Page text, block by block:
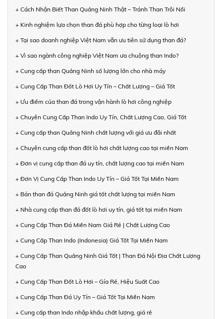
+ Cách Nhận Biết Than Quảng Ninh Thật – Tránh Than Trôi Nổi
+ Kinh nghiệm lựa chọn than đá phù hợp cho từng loại lò hơi
+ Tại sao doanh nghiệp Việt Nam vẫn ưu tiên sử dụng than đá?
+ Vì sao ngành công nghiệp Việt Nam ưa chuộng than Indo?
+ Cung cấp than Quảng Ninh số lượng lớn cho nhà máy
+ Cung Cấp Than Đốt Lò Hơi Uy Tín – Chất Lượng – Giá Tốt
+ Ưu điểm của than đá trong vận hành lò hơi công nghiệp
+ Chuyên Cung Cấp Than Indo Uy Tín, Chất Lượng Cao, Giá Tốt
+ Cung cấp than Quảng Ninh chất lượng với giá ưu đãi nhất
+ Chuyên cung cấp than đốt lò hơi chất lượng cao tại miền Nam
+ Đơn vị cung cấp than đá uy tín, chất lượng cao tại miền Nam
+ Đơn Vị Cung Cấp Than Indo Uy Tín – Giá Tốt Tại Miền Nam
+ Bán than đá Quảng Ninh giá tốt chất lượng tại miền Nam
+ Nhà cung cấp than đá đốt lò hơi uy tín, giá tốt tại miền Nam
+ Cung Cấp Than Đá Miền Nam Giá Rẻ | Chất Lượng Cao
+ Cung Cấp Than Indo (Indonesia) Giá Tốt Tại Miền Nam
+ Cung Cấp Than Quảng Ninh Giá Tốt | Than Đá Nội Địa Chất Lượng
Cao
+ Cung Cấp Than Đốt Lò Hơi – Gía Rẻ, Hiệu Suất Cao
+ Cung Cấp Than Đá Uy Tín – Giá Tốt Tại Miền Nam
+ Cung cấp than Indo nhập khẩu chất lượng, giá rẻ